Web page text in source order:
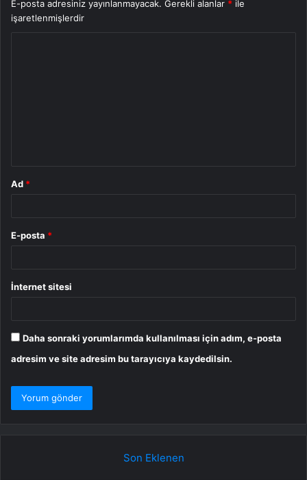
E-posta adresiniz yayınlanmayacak. Gerekli alanlar * ile
işaretlenmişlerdir
Ad *
E-posta *
İnternet sitesi
Daha sonraki yorumlarımda kullanılması için adım, e-posta
adresim ve site adresim bu tarayıcıya kaydedilsin.
Son Eklenen